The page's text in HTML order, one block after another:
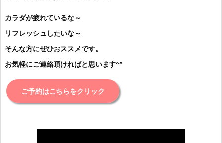
カラダが疲れているな～
リフレッシュしたいな～
そんな方にぜひおススメです。
お気軽にご連絡頂ければと思います^^
ご予約はこちらをクリック